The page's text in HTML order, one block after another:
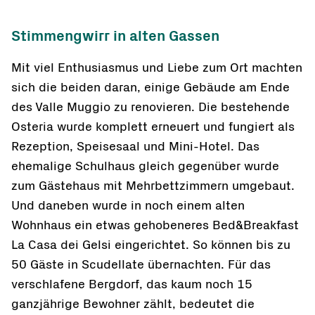
Stimmengwirr in alten Gassen
Mit viel Enthusiasmus und Liebe zum Ort machten
sich die beiden daran, einige Gebäude am Ende
des Valle Muggio zu renovieren. Die bestehende
Osteria wurde komplett erneuert und fungiert als
Rezeption, Speisesaal und Mini-Hotel. Das
ehemalige Schulhaus gleich gegenüber wurde
zum Gästehaus mit Mehrbettzimmern umgebaut.
Und daneben wurde in noch einem alten
Wohnhaus ein etwas gehobeneres Bed&Breakfast
La Casa dei Gelsi eingerichtet. So können bis zu
50 Gäste in Scudellate übernachten. Für das
verschlafene Bergdorf, das kaum noch 15
ganzjährige Bewohner zählt, bedeutet die